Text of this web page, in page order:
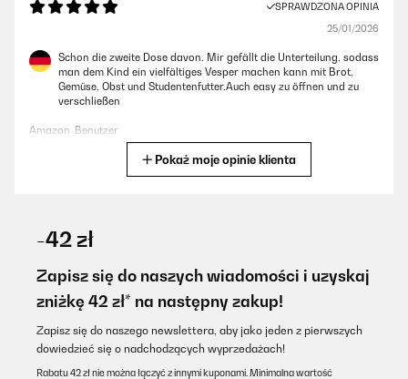
SPRAWDZONA OPINIA
25/01/2026
Schon die zweite Dose davon. Mir gefällt die Unterteilung, sodass
man dem Kind ein vielfältiges Vesper machen kann mit Brot,
Gemüse, Obst und Studentenfutter.Auch easy zu öffnen und zu
verschließen
Amazon-Benutzer
hochwertigen Eindruck!
Amazon-Benutzer
Tłumacz
SPRAWDZONA OPINIA
Pokaż moje opinie klienta
-42 zł
Zapisz się do naszych wiadomości i uzyskaj
zniżkę 42 zł* na następny zakup!
Zapisz się do naszego newslettera, aby jako jeden z pierwszych
dowiedzieć się o nadchodzących wyprzedażach!
Rabatu 42 zł nie można łączyć z innymi kuponami. Minimalna wartość